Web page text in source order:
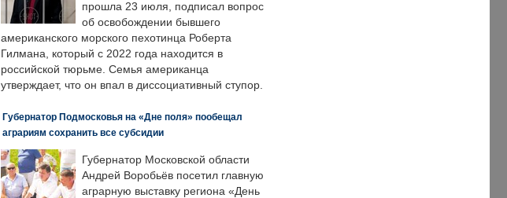
прошла 23 июля, подписал вопрос
об освобождении бывшего
американского морского пехотинца Роберта
Гилмана, который с 2022 года находится в
российской тюрьме. Семья американца
утверждает, что он впал в диссоциативный ступор.
Губернатор Подмосковья на «Дне поля» пообещал
аграриям сохранить все субсидии
Губернатор Московской области
Андрей Воробьёв посетил главную
аграрную выставку региона «День